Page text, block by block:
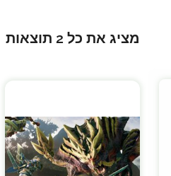
מציג את כל 2 תוצאות